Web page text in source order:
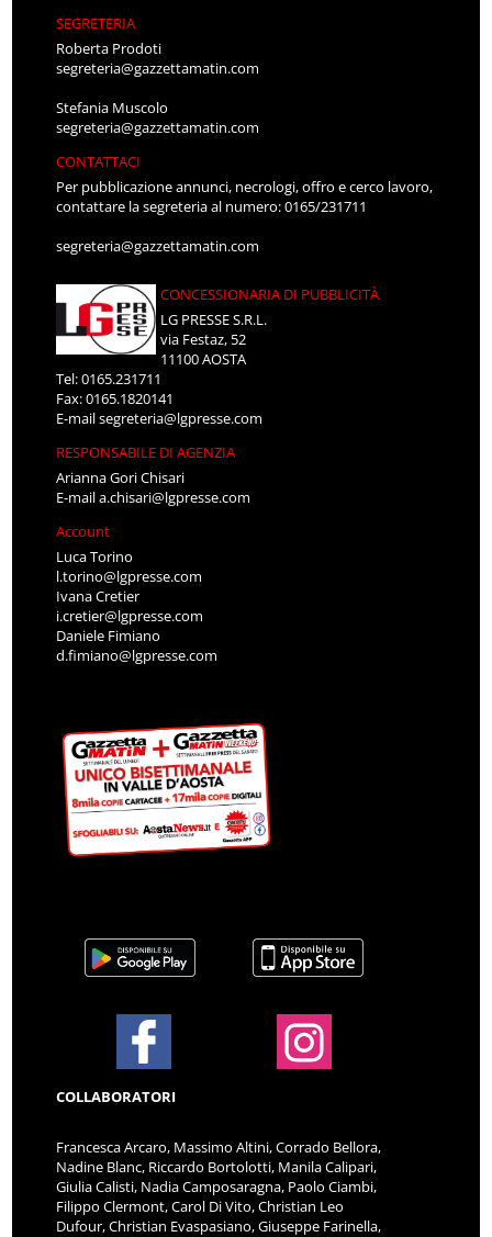
SEGRETERIA
Roberta Prodoti
segreteria@gazzettamatin.com
Stefania Muscolo
segreteria@gazzettamatin.com
CONTATTACI
Per pubblicazione annunci, necrologi, offro e cerco lavoro,
contattare la segreteria al numero: 0165/231711
segreteria@gazzettamatin.com
CONCESSIONARIA DI PUBBLICITÀ
LG PRESSE S.R.L.
via Festaz, 52
11100 AOSTA
Tel: 0165.231711
Fax: 0165.1820141
E-mailsegreteria@lgpresse.com
RESPONSABILE DI AGENZIA
Arianna Gori Chisari
E-maila.chisari@lgpresse.com
Account
Luca Torino
l.torino@lgpresse.com
Ivana Cretier
i.cretier@lgpresse.com
Daniele Fimiano
d.fimiano@lgpresse.com
COLLABORATORI
Francesca Arcaro, Massimo Altini, Corrado Bellora,
Nadine Blanc, Riccardo Bortolotti, Manila Calipari,
Giulia Calisti, Nadia Camposaragna, Paolo Ciambi,
Filippo Clermont, Carol Di Vito, Christian Leo
Dufour, Christian Evaspasiano, Giuseppe Farinella,